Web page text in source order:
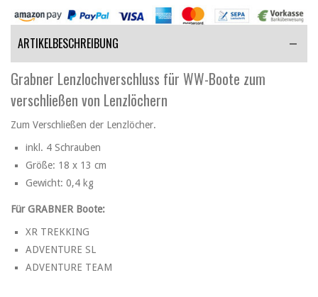
ARTIKELBESCHREIBUNG
Grabner Lenzlochverschluss für WW-Boote zum
verschließen von Lenzlöchern
Zum Verschließen der Lenzlöcher.
inkl. 4 Schrauben
Größe: 18 x 13 cm
Gewicht: 0,4 kg
Für GRABNER Boote:
XR TREKKING
ADVENTURE SL
ADVENTURE TEAM